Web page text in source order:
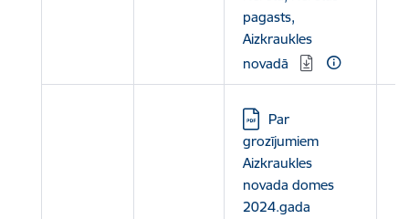
pagasts,
Aizkraukles
novadā
Lejupielādēt:
Par
grozījumiem
Aizkraukles
novada domes
2024.gada